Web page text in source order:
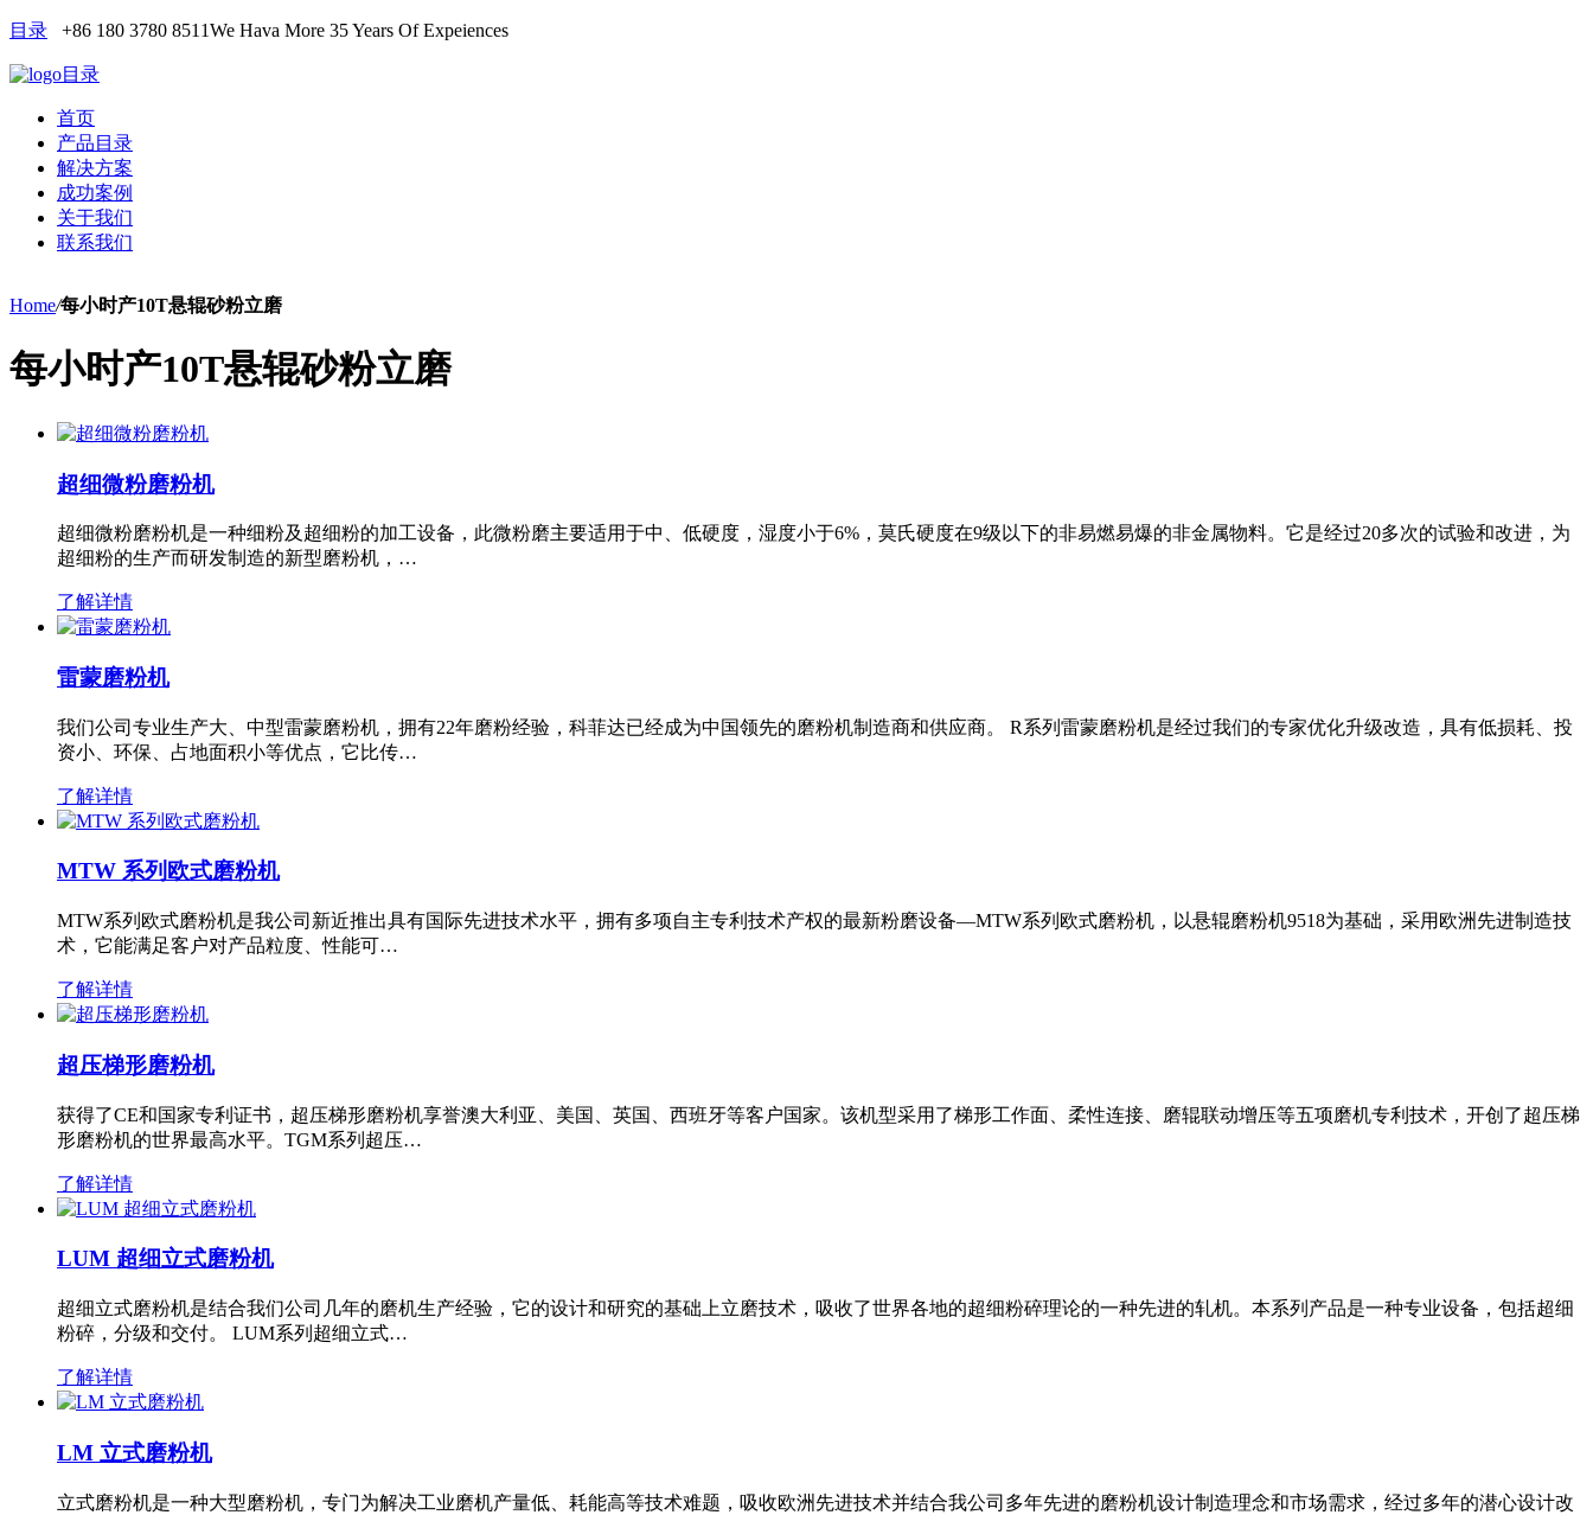
目录 +86 180 3780 8511We Hava More 35 Years Of Expeiences
目录
首页
产品目录
解决方案
成功案例
关于我们
联系我们
Home/每小时产10T悬辊砂粉立磨
每小时产10T悬辊砂粉立磨
超细微粉磨粉机
超细微粉磨粉机是一种细粉及超细粉的加工设备，此微粉磨主要适用于中、低硬度，湿度小于6%，莫氏硬度在9级以下的非易燃易爆的非金属物料。它是经过20多次的试验和改进，为
超细粉的生产而研发制造的新型磨粉机，…
了解详情
雷蒙磨粉机
我们公司专业生产大、中型雷蒙磨粉机，拥有22年磨粉经验，科菲达已经成为中国领先的磨粉机制造商和供应商。 R系列雷蒙磨粉机是经过我们的专家优化升级改造，具有低损耗、投
资小、环保、占地面积小等优点，它比传…
了解详情
MTW 系列欧式磨粉机
MTW系列欧式磨粉机是我公司新近推出具有国际先进技术水平，拥有多项自主专利技术产权的最新粉磨设备—MTW系列欧式磨粉机，以悬辊磨粉机9518为基础，采用欧洲先进制造技
术，它能满足客户对产品粒度、性能可…
了解详情
超压梯形磨粉机
获得了CE和国家专利证书，超压梯形磨粉机享誉澳大利亚、美国、英国、西班牙等客户国家。该机型采用了梯形工作面、柔性连接、磨辊联动增压等五项磨机专利技术，开创了超压梯
形磨粉机的世界最高水平。TGM系列超压…
了解详情
LUM 超细立式磨粉机
超细立式磨粉机是结合我们公司几年的磨机生产经验，它的设计和研究的基础上立磨技术，吸收了世界各地的超细粉碎理论的一种先进的轧机。本系列产品是一种专业设备，包括超细
粉碎，分级和交付。 LUM系列超细立式…
了解详情
LM 立式磨粉机
立式磨粉机是一种大型磨粉机，专门为解决工业磨机产量低、耗能高等技术难题，吸收欧洲先进技术并结合我公司多年先进的磨粉机设计制造理念和市场需求，经过多年的潜心设计改